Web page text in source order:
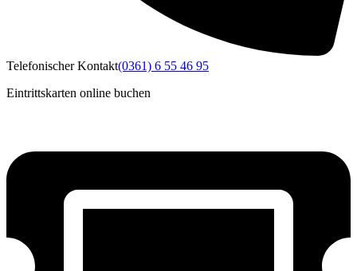
Telefonischer Kontakt(0361) 6 55 46 95
Eintrittskarten online buchen